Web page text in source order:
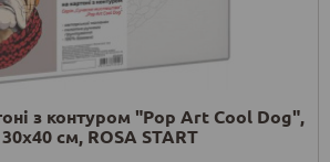
з контуром "Pop Art Cool Dog",
см, ROSA START